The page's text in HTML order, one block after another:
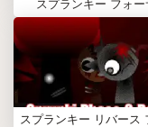
スプランキー フォー
スプランキー リバース